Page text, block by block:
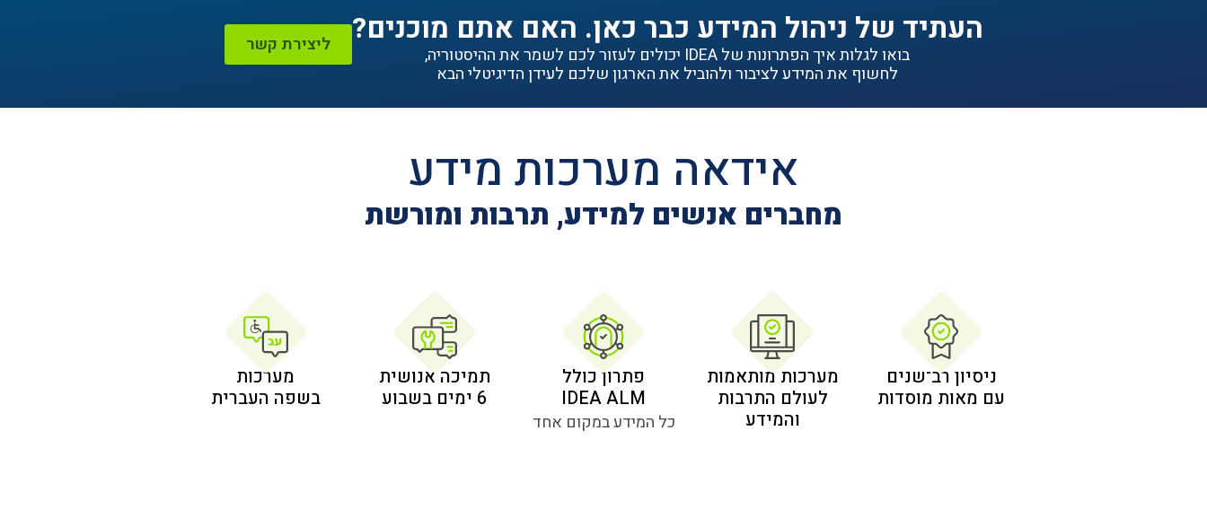
העתיד של ניהול המידע כבר כאן. האם אתם מוכנים?
בואו לגלות איך הפתרונות של IDEA יכולים לעזור לכם לשמר את ההיסטוריה,
לחשוף את המידע לציבור ולהוביל את הארגון שלכם לעידן הדיגיטלי הבא
ליצירת קשר
אידאה מערכות מידע
מחברים אנשים למידע, תרבות ומורשת
ניסיון רב־שנים
עם מאות מוסדות
מערכות מותאמות
לעולם התרבות
והמידע
פתרון כולל
IDEA ALM
כל המידע במקום אחד
תמיכה אנושית
6 ימים בשבוע
מערכות
בשפה העברית